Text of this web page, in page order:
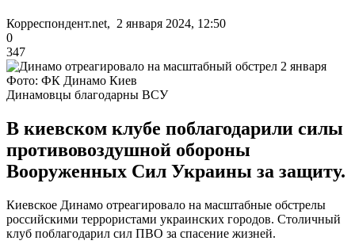
Корреспондент.net, 2 января 2024, 12:50
0
347
Фото: ФК Динамо Киев
Динамовцы благодарны ВСУ
В киевском клубе поблагодарили силы
противовоздушной обороны
Вооруженных Сил Украины за защиту.
Киевское Динамо отреагировало на масштабные обстрелы
российскими террористами украинских городов. Столичный
клуб поблагодарил сил ПВО за спасение жизней.